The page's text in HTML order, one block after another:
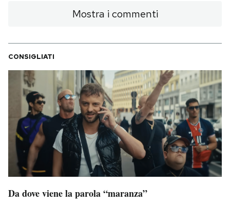
Mostra i commenti
CONSIGLIATI
Da dove viene la parola “maranza”